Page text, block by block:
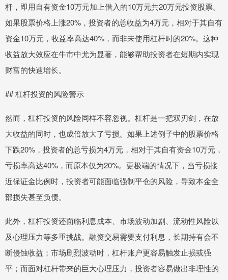
杆，即用自有资金10万元加上借入的10万元共20万元投资股票。
如果股票价格上涨20%，投资者的总收益为4万元，相对于其自有
资金10万元，收益率高达40%，而非未使用杠杆时的20%。这种
收益放大效应在牛市中尤为显著，能够帮助投资者在短期内实现
财富的快速增长。
## 杠杆投资的风险警示
然而，杠杆投资的风险同样不容忽视。杠杆是一把双刃剑，在放
大收益的同时，也成倍放大了亏损。如果上述例子中的股票价格
下跌20%，投资者的总亏损为4万元，相对于其自有资金10万元，
亏损率高达40%，而原本仅为20%。更极端的情况下，当亏损接
近保证金比例时，投资者可能面临强制平仓的风险，导致本金全
部损失甚至负债。
此外，杠杆投资还面临利息成本、市场波动加剧、流动性风险以
及心理压力等多重挑战。融资交易需要支付利息，长期持有会不
断侵蚀收益；市场剧烈波动时，杠杆账户更容易触发止损或强
平；而面对杠杆带来的巨大心理压力，投资者容易做出非理性的